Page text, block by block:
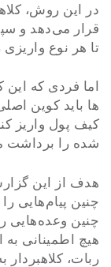
در این روش،
قرار می‌دهد و
تا هر نوع
اما فردی که
ها باید کوین
کیف پول واریز
شده را برداشت
هدف از این
چنین پیام‌هایی
چنین وعده‌هایی
هیچ اطمینانی
ربات، کلاهبردار